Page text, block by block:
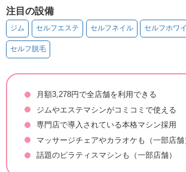
注目の設備
ジム セルフエステ セルフネイル セルフホワ
セルフ脱毛
月額3,278円で全店舗を利用できる
ジムやエステマシンがコミコミで使える
専門店で導入されている本格マシン採用
マッサージチェアやカラオケも（一部店舗
話題のピラティスマシンも（一部店舗）